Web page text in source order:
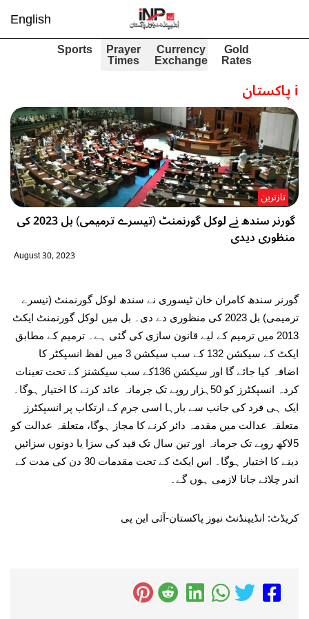
English
Gold
Rates
Currency
Exchange
Prayer
Times
Sports
iپاکستان
گورنر سندھ نے لوکل گورنمنٹ (تیسرے ترمیمی) بل 2023 کی
منظوری دیدی
تازترین
August 30, 2023
گورنر سندھ کامران خان ٹیسوری نے سندھ لوکل گورنمنٹ (تیسرے
ترمیمی) بل 2023 کی منظوری دے دی۔ بل میں لوکل گورنمنٹ ایکٹ
2013 میں ترمیم کے لیے قانون سازی کی گئی ہے۔ ترمیم کے مطابق
ایکٹ کے سیکشن 132 کے سب سیکشن 3 میں لفظ انسپکٹر کا
اضافہ کیا جائے گا اور سیکشن 136کے سب سیکشنز کے تحت تعینات
کردہ انسپکٹرز کو 50ہزار روپے تک جرمانہ عائد کرنے کا اختیار ہوگا۔
ایک ہی فرد کی جانب سے بارہا اسی جرم کے ارتکاب پر انسپکٹرز
متعلقہ عدالت میں مقدمہ دائر کرنے کا مجاز ہوگا، متعلقہ عدالت کو
5لاکھ روپے تک جرمانہ اور تین سال تک قید کی سزا یا دونوں سزائیں
دینے کا اختیار ہوگا۔ اس ایکٹ کے تحت مقدمات 30 دن کی مدت کے
اندر چلائے جانا لازمی ہوں گے۔
کریڈٹ: انڈیپنڈنٹ نیوز پاکستان-آئی این پی